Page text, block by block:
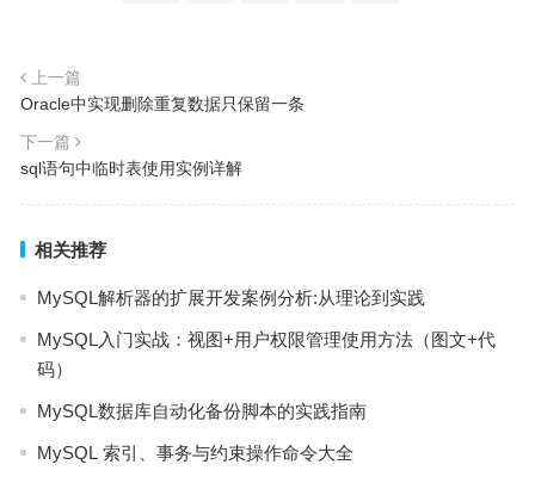
上一篇
Oracle中实现删除重复数据只保留一条
下一篇
sql语句中临时表使用实例详解
相关推荐
MySQL解析器的扩展开发案例分析:从理论到实践
MySQL入门实战：视图+用户权限管理使用方法（图文+代
码）
MySQL数据库自动化备份脚本的实践指南
MySQL 索引、事务与约束操作命令大全